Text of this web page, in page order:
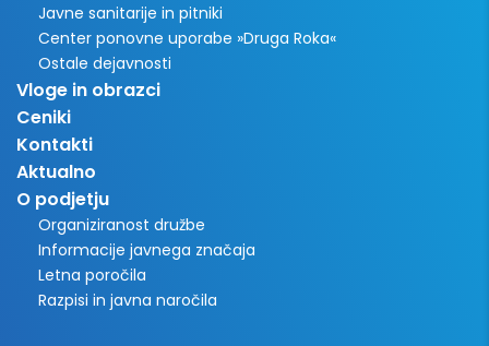
Javne sanitarije in pitniki
Center ponovne uporabe »Druga Roka«
Ostale dejavnosti
Vloge in obrazci
Ceniki
Kontakti
Aktualno
O podjetju
Organiziranost družbe
Informacije javnega značaja
Letna poročila
Razpisi in javna naročila